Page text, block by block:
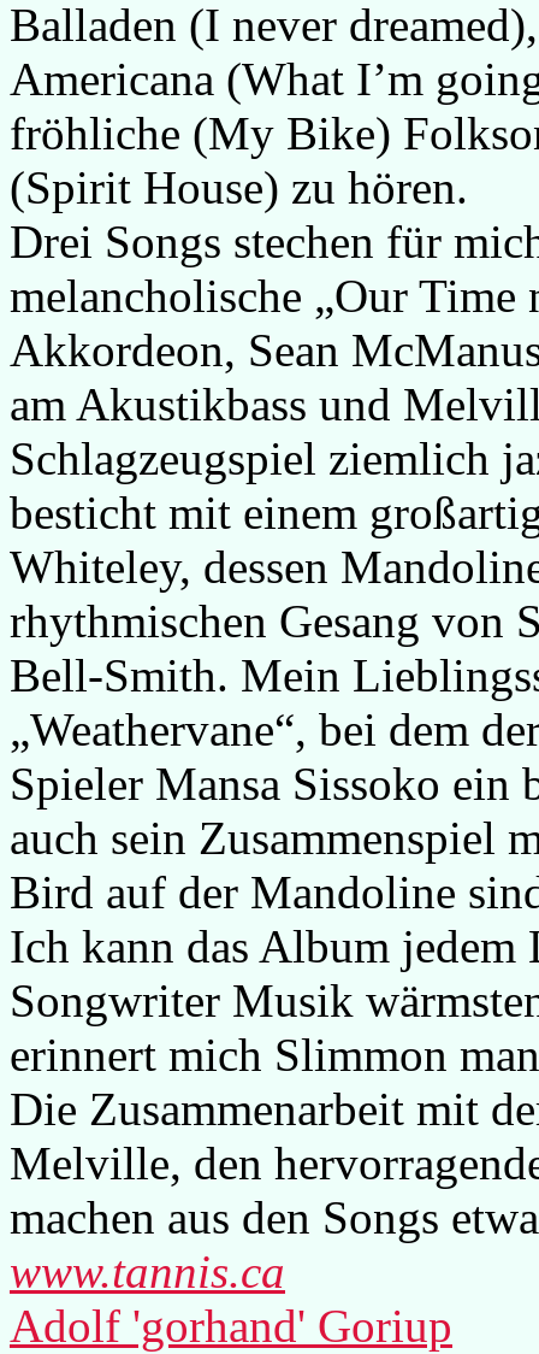
Balladen (I never
Americana (What I’m
fröhliche (My Bike)
(Spirit House) zu hören.
Drei Songs stechen für
melancholische „Our Time
Akkordeon, Sean
am Akustikbass und
Schlagzeugspiel ziemlich
besticht mit einem
Whiteley, dessen
rhythmischen Gesang von
Bell-Smith. Mein
„Weathervane“, bei dem
Spieler Mansa Sissoko ein
auch sein Zusammenspiel
Bird auf der Mandoline
Ich kann das Album
Songwriter Musik
erinnert mich Slimmon
Die Zusammenarbeit mit
Melville, den
machen aus den Songs
www.tannis.ca
Adolf 'gorhand' Goriup